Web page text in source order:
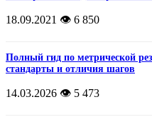
18.09.2021 👁️ 6 850
Полный гид по метрической
стандарты и отличия шагов
14.03.2026 👁️ 5 473